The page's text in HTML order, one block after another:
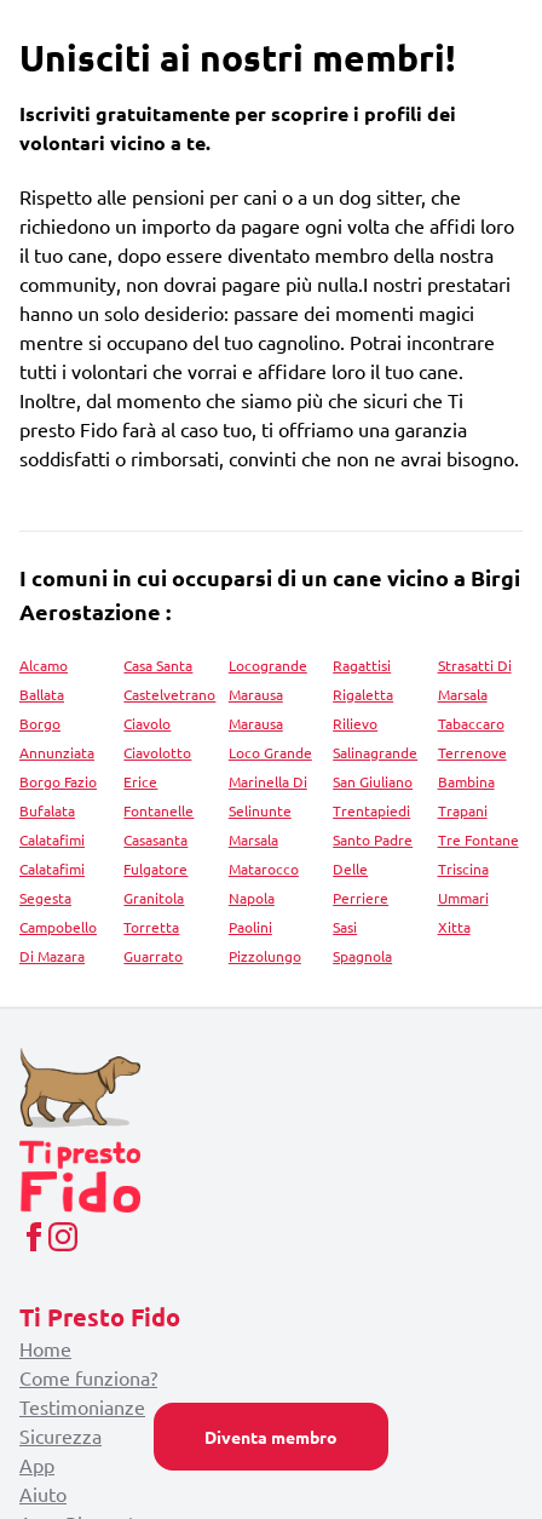
Diventa membro
Unisciti ai nostri membri!
Iscriviti gratuitamente per scoprire i profili dei
volontari vicino a te.
Rispetto alle pensioni per cani o a un dog sitter, che
richiedono un importo da pagare ogni volta che affidi loro
il tuo cane, dopo essere diventato membro della nostra
community, non dovrai pagare più nulla.I nostri prestatari
hanno un solo desiderio: passare dei momenti magici
mentre si occupano del tuo cagnolino. Potrai incontrare
tutti i volontari che vorrai e affidare loro il tuo cane.
Inoltre, dal momento che siamo più che sicuri che Ti
presto Fido farà al caso tuo, ti offriamo una garanzia
soddisfatti o rimborsati, convinti che non ne avrai bisogno.
I comuni in cui occuparsi di un cane vicino a Birgi
Aerostazione :
Alcamo
Ballata
Borgo
Annunziata
Borgo Fazio
Bufalata
Calatafimi
Calatafimi
Segesta
Campobello
Di Mazara
Casa Santa
Castelvetrano
Ciavolo
Ciavolotto
Erice
Fontanelle
Casasanta
Fulgatore
Granitola
Torretta
Guarrato
Locogrande
Marausa
Marausa
Loco Grande
Marinella Di
Selinunte
Marsala
Matarocco
Napola
Paolini
Pizzolungo
Ragattisi
Rigaletta
Rilievo
Salinagrande
San Giuliano
Trentapiedi
Santo Padre
Delle
Perriere
Sasi
Spagnola
Strasatti Di
Marsala
Tabaccaro
Terrenove
Bambina
Trapani
Tre Fontane
Triscina
Ummari
Xitta
Ti Presto Fido
Home
Come funziona?
Testimonianze
Sicurezza
App
Aiuto